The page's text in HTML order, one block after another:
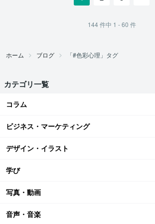
144件中 1 - 60 件
ホーム ブログ 「#色彩心理」タグ
カテゴリ一覧
コラム
ビジネス・マーケティング
デザイン・イラスト
学び
写真・動画
音声・音楽